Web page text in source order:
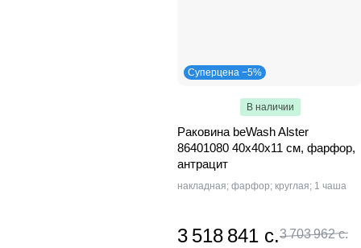
Суперцена −5%
В наличии
Раковина beWash Alster
86401080 40х40х11 см, фарфор,
антрацит
накладная; фарфор; круглая; 1 чаша
3 518 841 с.3 703 962 с.